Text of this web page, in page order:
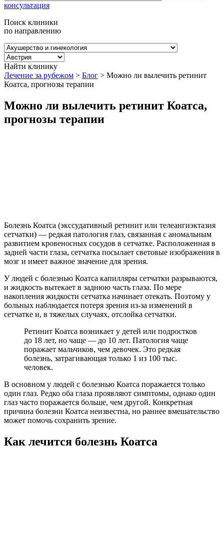
консультация
Поиск клиники
по направлению
Найти клинику
Лечение за рубежом > Блог > Можно ли вылечить ретинит
Коатса, прогнозы терапии
Можно ли вылечить ретинит Коатса,
прогнозы терапии
Болезнь Коатса (экссудативный ретинит или телеангиэктазия
сетчатки) — редкая патология глаз, связанная с аномальным
развитием кровеносных сосудов в сетчатке. Расположенная в
задней части глаза, сетчатка посылает световые изображения в
мозг и имеет важное значение для зрения.
У людей с болезнью Коатса капилляры сетчатки разрываются,
и жидкость вытекает в заднюю часть глаза. По мере
накопления жидкости сетчатка начинает отекать. Поэтому у
больных наблюдается потеря зрения из-за изменений в
сетчатке и, в тяжелых случаях, отслойка сетчатки.
Ретинит Коатса возникает у детей или подростков
до 18 лет, но чаще — до 10 лет. Патология чаще
поражает мальчиков, чем девочек. Это редкая
болезнь, затрагивающая только 1 из 100 тыс.
человек.
В основном у людей с болезнью Коатса поражается только
один глаз. Редко оба глаза проявляют симптомы, однако один
глаз часто поражается больше, чем другой. Конкретная
причина болезни Коатса неизвестна, но раннее вмешательство
может помочь сохранить зрение.
Как лечится болезнь Коатса